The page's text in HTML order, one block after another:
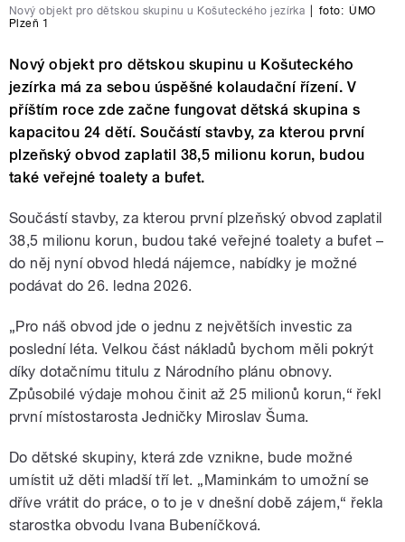
Nový objekt pro dětskou skupinu u Košuteckého jezírka foto: ÚMO
Plzeň 1
Nový objekt pro dětskou skupinu u Košuteckého
jezírka má za sebou úspěšné kolaudační řízení. V
příštím roce zde začne fungovat dětská skupina s
kapacitou 24 dětí. Součástí stavby, za kterou první
plzeňský obvod zaplatil 38,5 milionu korun, budou
také veřejné toalety a bufet.
Součástí stavby, za kterou první plzeňský obvod zaplatil
38,5 milionu korun, budou také veřejné toalety a bufet –
do něj nyní obvod hledá nájemce, nabídky je možné
podávat do 26. ledna 2026.
„Pro náš obvod jde o jednu z největších investic za
poslední léta. Velkou část nákladů bychom měli pokrýt
díky dotačnímu titulu z Národního plánu obnovy.
Způsobilé výdaje mohou činit až 25 milionů korun,“ řekl
první místostarosta Jedničky Miroslav Šuma.
Do dětské skupiny, která zde vznikne, bude možné
umístit už děti mladší tří let. „Maminkám to umožní se
dříve vrátit do práce, o to je v dnešní době zájem,“ řekla
starostka obvodu Ivana Bubeníčková.